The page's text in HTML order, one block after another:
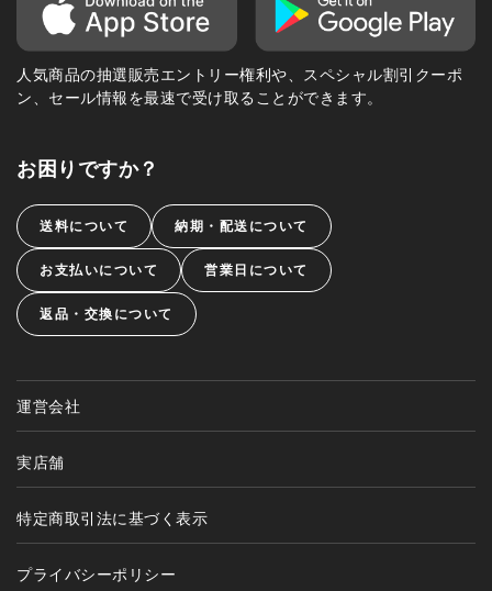
人気商品の抽選販売エントリー権利や、スペシャル割引クーポ
ン、セール情報を最速で受け取ることができます。
お困りですか？
送料について 納期・配送について
お支払いについて 営業日について
返品・交換について
運営会社
実店舗
特定商取引法に基づく表示
プライバシーポリシー